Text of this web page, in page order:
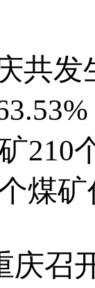
发
210
煤
召开